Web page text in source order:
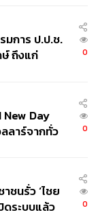
มการ ป.ป.ช.
ถึงแก่
0
Day
ลาร์จากทั่ว
0
ชนรั่ว ‘ไชย
ดระบบแล้ว
0